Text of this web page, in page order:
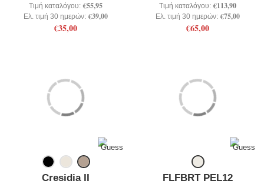
Τιμή καταλόγου: €55,95
Ελ. τιμή 30 ημερών: €39,00
€35,00
Τιμή καταλόγου: €113,90
Ελ. τιμή 30 ημερών: €75,00
€65,00
Cresidia II FLFBRT PEL12